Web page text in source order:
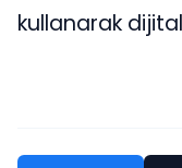
kullanarak